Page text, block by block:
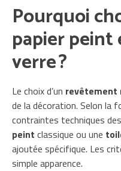
Pourquoi
papier
verre ?
Le choix d’un revêtement
de la décoration. Selon la
contraintes techniques
peint classique ou une
ajoutée spécifique. Les
simple apparence.